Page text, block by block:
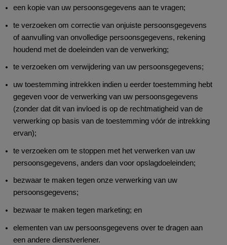
een kopie van uw persoonsgegevens aan te vragen;
te verzoeken om correctie van onjuiste persoonsgegevens
of aanvulling van onvolledige persoonsgegevens, rekening
houdend met de doeleinden van de verwerking;
te verzoeken om verwijdering van uw persoonsgegevens;
uw toestemming intrekken indien u eerder toestemming hebt
gegeven voor de verwerking van uw persoonsgegevens
(zonder dat dit van invloed is op de rechtmatigheid van de
verwerking op basis van de toestemming vóór de intrekking
ervan);
te verzoeken om te stoppen met het verwerken van uw
persoonsgegevens, anders dan voor opslagdoeleinden;
bezwaar te maken tegen onze verwerking van uw
persoonsgegevens;
bezwaar te maken tegen marketing; en
elementen van uw persoonsgegevens over te dragen aan
een andere dienstverlener.